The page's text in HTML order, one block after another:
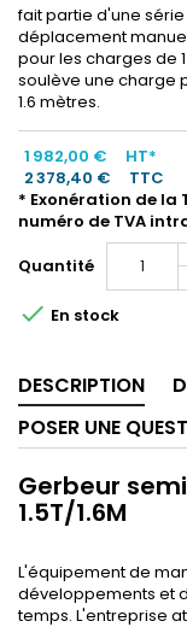
fait partie d'une
déplacement
pour les charges de
soulève une charge
1.6 mètres.
1 982,00 €
HT*
2 378,40 €
TTC
* Exonération de la
numéro de TVA
Quantité
 En stock
DESCRIPTION
POSER UNE
Gerbeur
1.5T/1.6M
L'équipement de
développements et
temps. L'entreprise